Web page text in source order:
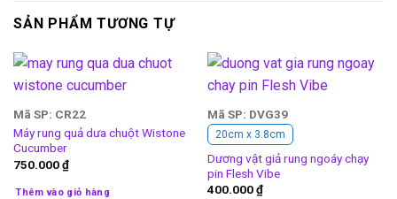
SẢN PHẨM TƯƠNG TỰ
Mã SP: CR22
Máy rung quả dưa chuột Wistone
Cucumber
750.000₫
Thêm vào giỏ hàng
Mã SP: DVG39
20cm x 3.8cm
Dương vật giả rung ngoáy chạy
pin Flesh Vibe
400.000₫